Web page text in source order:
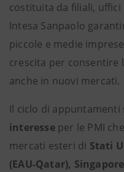
costituita da filiali, uffici
Intesa Sanpaolo
piccole e medie
crescita per consentire
anche in nuovi mercati.
Il ciclo di appuntamenti
interesseper le PMI
mercati esteri di Stati
(EAU-Qatar),